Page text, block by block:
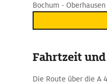
Bochum - Oberhausen
Fahrtzeit
Die Route über die A